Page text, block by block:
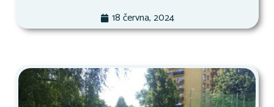
18 června, 2024